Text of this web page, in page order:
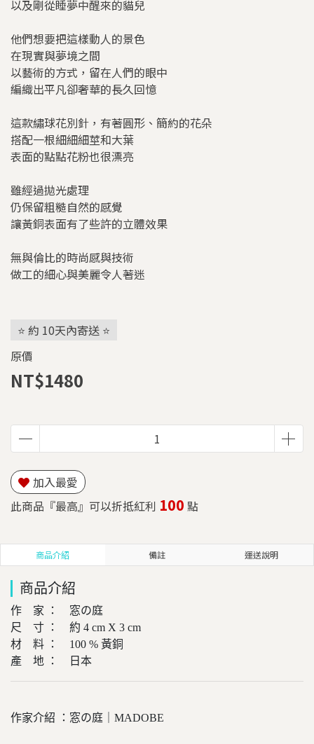
以及剛從睡夢中醒來的貓兒
他們想要把這樣動人的景色
在現實與夢境之間
以藝術的方式，留在人們的眼中
編織出平凡卻奢華的長久回憶
這款繡球花別針，有著圓形、簡約的花朵
搭配一根細細細莖和大葉
表面的點點花粉也很漂亮
雖經過拋光處理
仍保留粗糙自然的感覺
讓黃銅表面有了些許的立體效果
無與倫比的時尚感與技術
做工的細心與美麗令人著迷
⭐ 約 10天內寄送 ⭐
原價
NT$1480
加入最愛
此商品『最高』可以折抵紅利 100 點
商品介紹 備註 運送說明
商品介紹
作 家 ： 窓の庭
尺 寸 ： 約 4 cm X 3 cm
材 料 ： 100 % 黃銅
產 地 ： 日本
作家介紹 ：窓の庭｜MADOBE